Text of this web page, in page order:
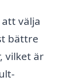
välja
bättre
vilket är